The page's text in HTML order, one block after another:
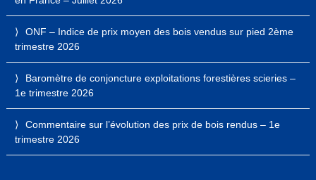
ONF – Indice de prix moyen des bois vendus sur pied 2ème
trimestre 2026
Baromètre de conjoncture exploitations forestières scieries –
1e trimestre 2026
Commentaire sur l’évolution des prix de bois rendus – 1e
trimestre 2026